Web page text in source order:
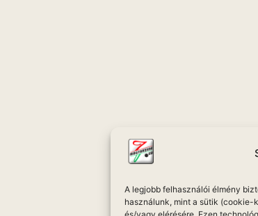
A legjobb felhasználói élmény
használunk, mint a sütik